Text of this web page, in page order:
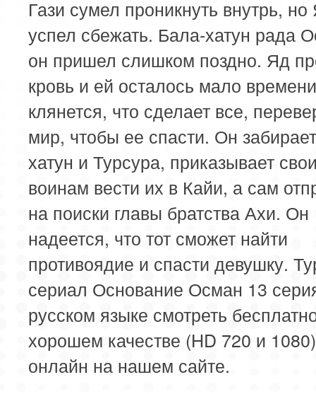
Гази сумел проникнуть внутрь,
успел сбежать. Бала-хатун рада
он пришел слишком поздно. Яд
кровь и ей осталось мало
клянется, что сделает все,
мир, чтобы ее спасти. Он
хатун и Турсура, приказывает
воинам вести их в Кайи, а сам
на поиски главы братства Ахи. Он
надеется, что тот сможет найти
противоядие и спасти девушку.
сериал Основание Осман 13
русском языке смотреть
хорошем качестве (HD 720 и
онлайн на нашем сайте.